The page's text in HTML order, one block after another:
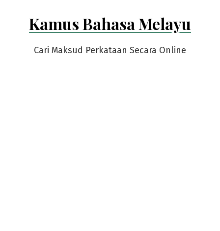
Kamus Bahasa Melayu
Cari Maksud Perkataan Secara Online